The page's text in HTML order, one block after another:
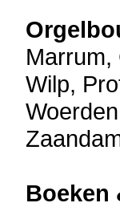
Marrum,
Wilp,
Boeken